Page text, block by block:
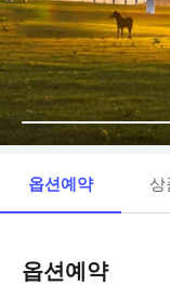
옵션예약 상
옵션예약